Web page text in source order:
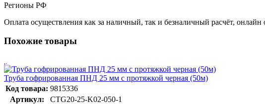
Регионы РФ
Оплата осуществления как за наличный, так и безналичный расчёт, онлайн
Похожие товары
Труба гофрированная ПНД 25 мм с протяжкой черная (50м)
Код товара: 9815336
Артикул:
CTG20-25-K02-050-1